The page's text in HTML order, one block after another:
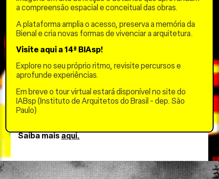
O Instituto de Arquitetos do Brasil, fundado em
associação e está presente em todas as regiões
do país por meio de seus departamentos
estaduais. Debate e produz ações de referência
sobre as políticas de habitação, saneamento,
ambiental, urbanística, ordenamento territorial e
de preservação do patrimônio cultural. Atua na
concursos, mostras e premiações, com destaque
para a Bienal de Arquitetura de São Paulo e os
congressos brasileiros de arquitetos.
Saiba maisaqui.
a compreensão espacial e conceitual das obras.
A plataforma amplia o acesso, preserva a memória da
Bienal e cria novas formas de vivenciar a arquitetura.
Visite aqui a 14ª BIAsp!
Explore no seu próprio ritmo, revisite percursos e
aprofunde experiências.
Em breve o tour virtual estará disponível no site do
IABsp (Instituto de Arquitetos do Brasil - dep. São
Paulo)